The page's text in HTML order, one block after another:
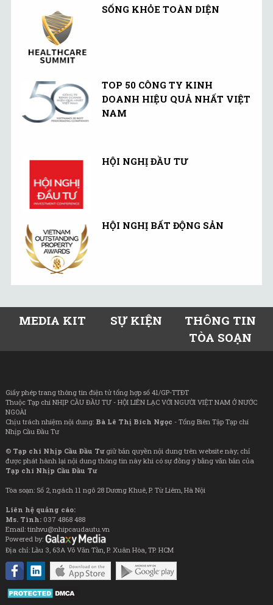
SỐNG KHỎE TOÀN DIỆN
TOP 50 CÔNG TY KINH
DOANH HIỆU QUẢ NHẤT VIỆT
NAM
HỘI NGHỊ ĐẦU TƯ
HỘI NGHỊ BẤT ĐỘNG SẢN
MEDIA KIT SỰ KIỆN
THÔNG TIN
TÒA SOẠN
Giấy phép trang thông tin điện tử tổng hợp số 41/GP-TTĐT
Thuộc Tạp chí NHỊP CẦU ĐẦU TƯ - HỘI LIÊN LẠC VỚI NGƯỜI VIỆT NAM Ở NƯỚC
NGOÀI
Chịu trách nhiệm nội dung: Bà Lê Thị Bích Ngọc - Tổng Biên Tập Tạp chí
Nhịp Cầu Đầu Tư
© Tạp chí Nhịp Cầu Đầu Tưgiữ bản quyền nội dung trên website này; chỉ
được phát hành lại nội dung thông tin này khi có sự đồng ý bằng văn bản của
Tạp chí Nhịp Cầu Đầu Tư
Tòa soạn: Số 2, ngách 11 ngõ 28 Dương Khuê, P. Từ Liêm, Hà Nội
Liên hệ quảng cáo:
Ms. Tình: 037 4868 488
Email: tinhvu@nhipcaudautu.vn
Powered by:
Địa chỉ: Lầu 3, 63A Võ Văn Tần, P. Xuân Hòa, TP. HCM